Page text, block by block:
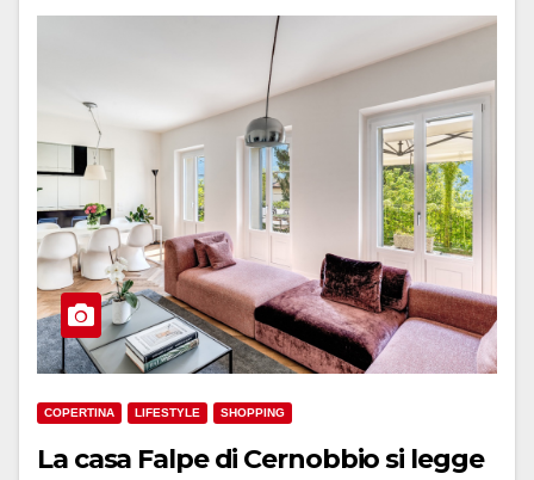
COPERTINA LIFESTYLE SHOPPING
La casa Falpe di Cernobbio si legge